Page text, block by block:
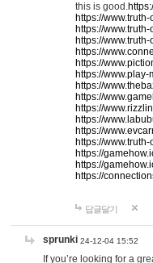
this is good.
https://
https://
https://
https://
https://
https://
https://
https://
https://
https://
https://
https://
https://
https://
https://
답글달기
sprunki 24-12-04 15:52
If you’re looking for a